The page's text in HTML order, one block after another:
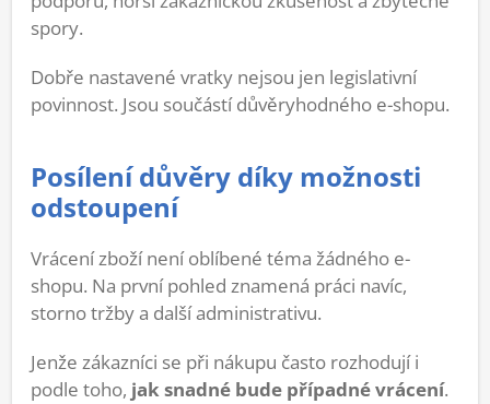
spory.
Dobře nastavené vratky nejsou jen legislativní
povinnost. Jsou součástí důvěryhodného e-shopu.
Posílení důvěry díky možnosti
odstoupení
Vrácení zboží není oblíbené téma žádného e-
shopu. Na první pohled znamená práci navíc,
storno tržby a další administrativu.
Jenže zákazníci se při nákupu často rozhodují i
podle toho, jak snadné bude případné vrácení.